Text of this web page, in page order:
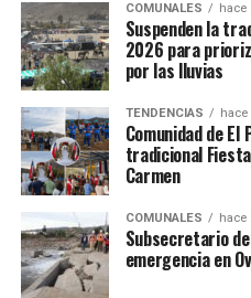
COMUNALES hace
Suspenden la
2026 para
por las lluvias
TENDENCIAS hace
Comunidad de
tradicional
Carmen
COMUNALES hace
Subsecretario
emergencia en